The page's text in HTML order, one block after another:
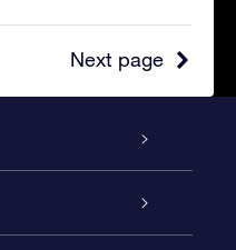
Next page